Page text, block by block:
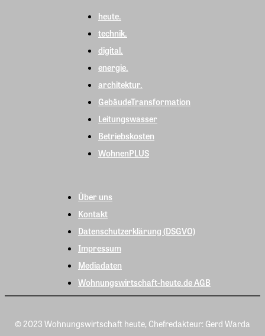
heute.
technik.
digital.
energie.
architektur.
GebäudeTransformation
Leitungswasser
Betriebskosten
WohnenPLUS
Über uns
Kontakt
Datenschutzerklärung (DSGVO)
Impressum
Mediadaten
Wohnungswirtschaft-heute.de AGB
© 2023 Wohnungswirtschaft heute, Chefredakteur: Gerd Warda